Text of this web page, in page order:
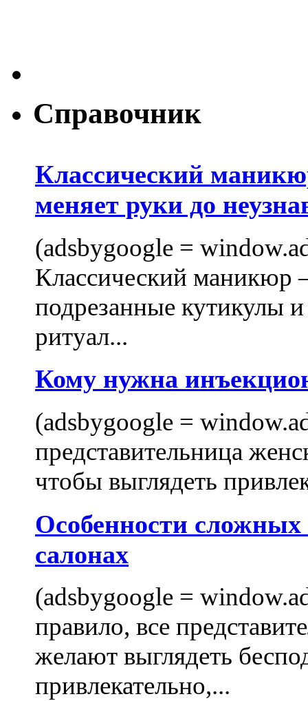
Справочник
Классический
меняет руки до
(adsbygoogle =
Классический маникюр
подрезанные кутикулы
ритуал...
Кому нужна
(adsbygoogle =
представительница
чтобы выглядеть
Особенности
салонах
(adsbygoogle =
правило, все
желают выглядеть
привлекательно,...